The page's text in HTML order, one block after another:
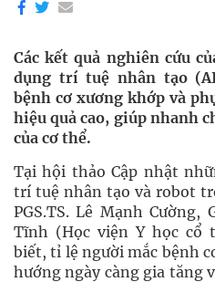
Các kết quả nghiên cứu
dụng trí tuệ nhân tạo
bệnh cơ xương khớp và
hiệu quả cao, giúp nhanh
của cơ thể.
Tại hội thảo Cập nhật
trí tuệ nhân tạo và robot
PGS.TS. Lê Mạnh Cường,
Tĩnh (Học viện Y học cổ
biết, tỉ lệ người mắc bệnh
hướng ngày càng gia tăng